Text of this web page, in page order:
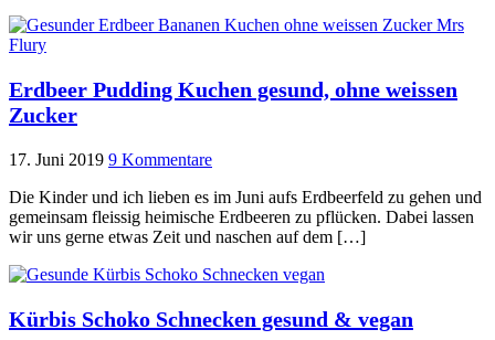
Erdbeer Pudding Kuchen gesund, ohne weissen
Zucker
17. Juni 2019 9 Kommentare
Die Kinder und ich lieben es im Juni aufs Erdbeerfeld zu gehen und
gemeinsam fleissig heimische Erdbeeren zu pflücken. Dabei lassen
wir uns gerne etwas Zeit und naschen auf dem […]
Kürbis Schoko Schnecken gesund & vegan